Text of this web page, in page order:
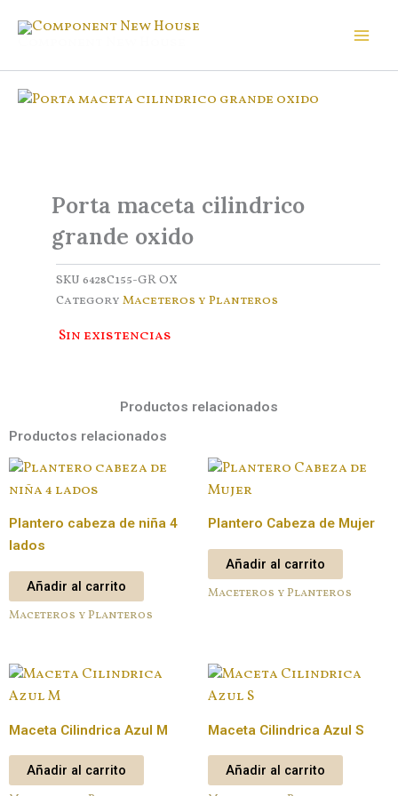
Porta maceta cilindrico
grande oxido
SKU 6428C155-GR OX
Category Maceteros y Planteros
Sin existencias
Productos relacionados
Productos relacionados
Plantero cabeza de niña 4
lados
Añadir al carrito
Maceteros y Planteros
Plantero Cabeza de Mujer
Añadir al carrito
Maceteros y Planteros
Maceta Cilindrica Azul M
Añadir al carrito
Maceta Cilindrica Azul S
Añadir al carrito